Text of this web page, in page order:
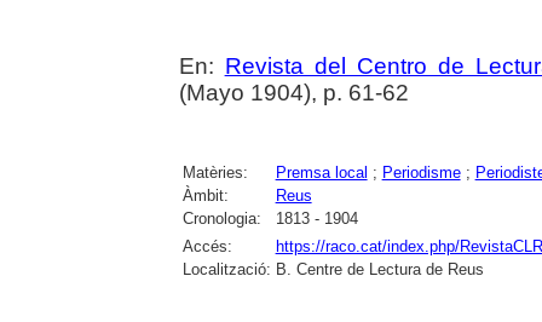
En: Revista del Centro de
(Mayo 1904), p. 61-62
Matèries: Premsa local ; Periodisme;
Àmbit:
Reus
Cronologia:
1813 - 1904
Accés:
https://raco.cat/index.php/
Localització: B. Centre de Lectura de Reus